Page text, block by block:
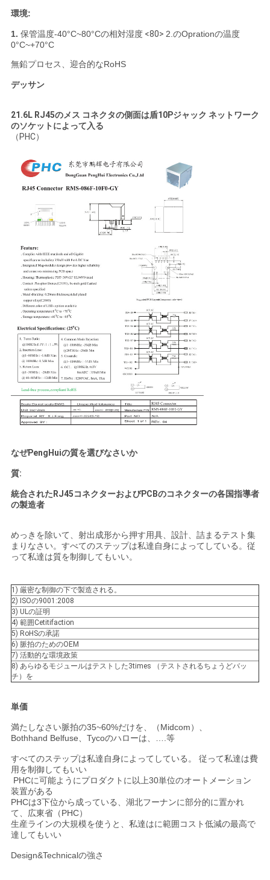
環境:
1. 保管温度-40°C~80°Cの相対湿度<80> 2.のOprationの温度
0°C~+70°C
無鉛プロセス、迎合的なRoHS
デッサン
21.6L RJ45のメス コネクタの側面は盾10Pジャック ネットワーク
のソケットによって入る
（PHC）
なぜPengHuiの質を選びなさいか
質:
統合されたRJ45コネクターおよびPCBのコネクターの各国指導者
の製造者
めっきを除いて、射出成形から押す用具、設計、詰まるテスト集
まりなさい。すべてのステップは私達自身によってしている。従
って私達は質を制御してもいい。
1) 厳密な制御の下で製造される。
2) ISOの9001:2008
3) ULの証明
4) 範囲Cetitifaction
5) RoHSの承諾
6) 脈拍のためのOEM
7) 活動的な環境政策
8) あらゆるモジュールはテストした3times （テストされるちょうどバッ
チ）を
単価
満たしなさい脈拍の35~60%だけを、（Midcom）、
Bothhand Belfuse、Tycoのハローは、….等
すべてのステップは私達自身によってしている。 従って私達は費
用を制御してもいい
PHCに可能ようにプロダクトに以上30単位のオートメーション
装置がある
PHCは3下位から成っている、湖北フーナンに部分的に置かれ
て、広東省（PHC）
生産ラインの大規模を使うと、私達はに範囲コスト低減の最高で
達してもいい
Design&Technicalの強さ